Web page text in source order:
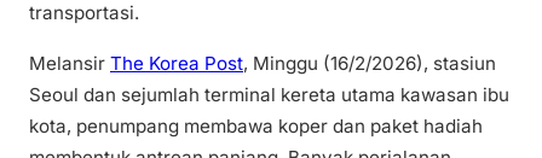
transportasi.
Melansir The Korea Post, Minggu (16/2/2026), stasiun
Seoul dan sejumlah terminal kereta utama kawasan ibu
kota, penumpang membawa koper dan paket hadiah